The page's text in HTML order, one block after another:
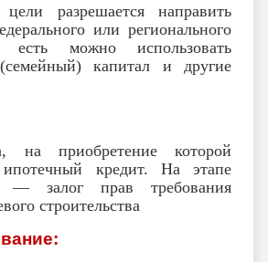
разрешается направить
или регионального
можно использовать
капитал и другие
на приобретение которой
ипотечный кредит. На этапе
— залог прав требования
строительства